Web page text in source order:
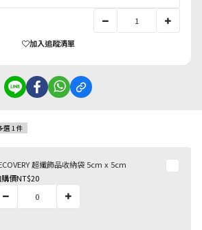
加入追蹤清單
選 1 件
超纖飾品收納袋 5cm x 5cm
價NT$20